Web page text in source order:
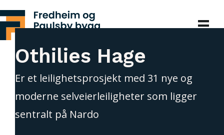
Othilies Hage
Er et leilighetsprosjekt med 31 nye og
moderne selveierleiligheter som ligger
sentralt på Nardo